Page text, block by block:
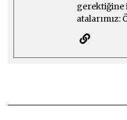
gerektiğine
atalarımız: